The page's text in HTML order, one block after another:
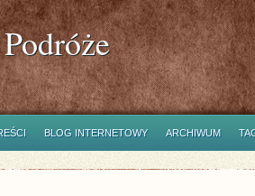
BLOG INTERNETOWY ARCHIWUM